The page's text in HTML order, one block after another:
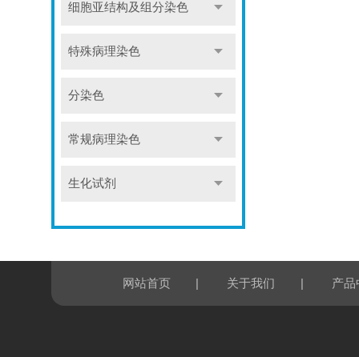
细胞亚结构及组分染色
特殊病理染色
分染色
常规病理染色
生化试剂
网站首页 | 关于我们 | 产品